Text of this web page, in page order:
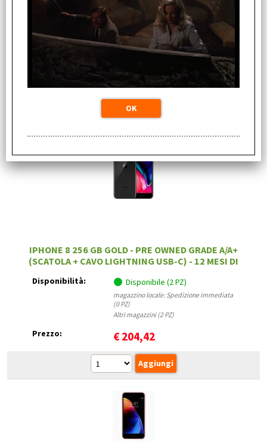
IPHONE 8 64 GB SPACE GRAY - PRE OWNED GRADE
A/A+ (SCATOLA + CAVO LIGHTNING USB-C) - 12 MESI
DI GARANZIA
Disponibilità: Non disponibile
magazzino locale: Spedizione immediata
(0 PZ)
€178,05
IPHONE 8 256 GB GOLD - PRE OWNED GRADE A/A+
(SCATOLA + CAVO LIGHTNING USB-C) - 12 MESI DI
Disponibilità: Disponibile (2 PZ)
magazzino locale: Spedizione immediata
(0 PZ)
Altri magazzini (2 PZ)
Prezzo: €204,42